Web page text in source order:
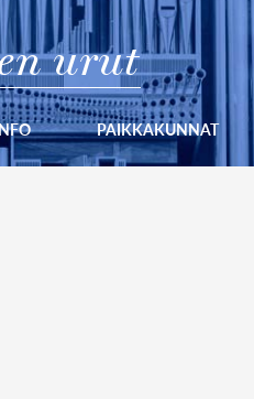
urut
PAIKKAKUNNAT